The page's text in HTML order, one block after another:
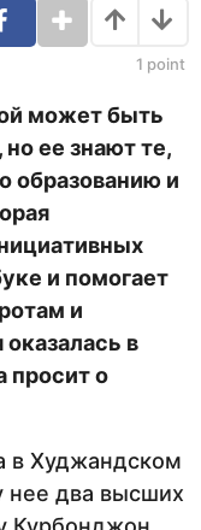
1 point
может быть
, но ее знают те,
образованию и
и помогает
и
в
просит о
в Худжандском
нее два высших